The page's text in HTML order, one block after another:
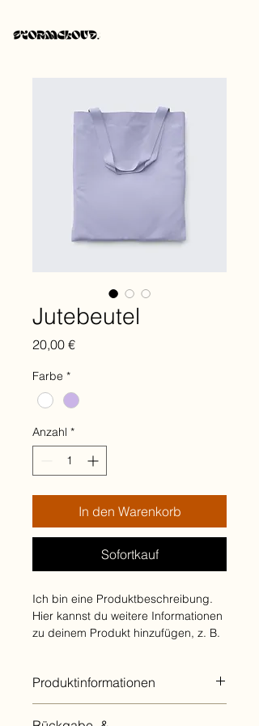
Jutebeutel
20,00 €Preis
Farbe *
Anzahl *
In den Warenkorb
Sofortkauf
Ich bin eine Produktbeschreibung.
Hier kannst du weitere Informationen
zu deinem Produkt hinzufügen, z. B.
Produktinformationen